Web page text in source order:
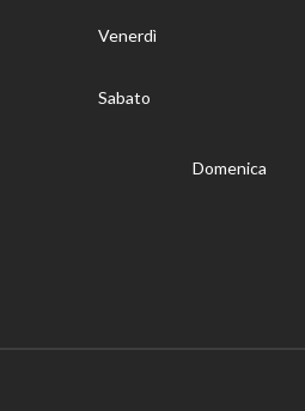
Venerdì
Sabato
Domenica